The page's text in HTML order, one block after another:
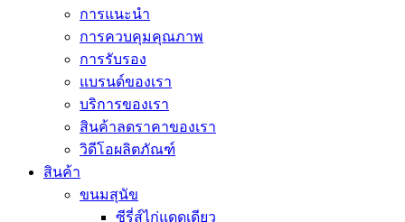
การแนะนำ
การควบคุมคุณภาพ
การรับรอง
แบรนด์ของเรา
บริการของเรา
สินค้าลดราคาของเรา
วิดีโอผลิตภัณฑ์
สินค้า
ขนมสุนัข
ซีรี่ส์ไก่แดดเดียว